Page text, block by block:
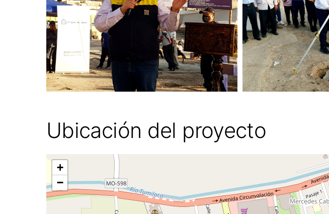
Ubicación del proyecto
+
−